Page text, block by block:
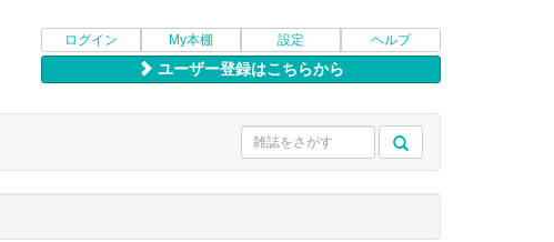
ログイン My本棚 設定 ヘルプ
ユーザー登録はこちらから